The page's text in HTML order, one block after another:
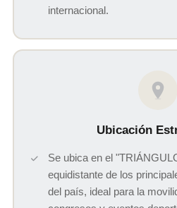
internacional.
Ubicación
Se ubica en el
equidistante de los
del país, ideal para la